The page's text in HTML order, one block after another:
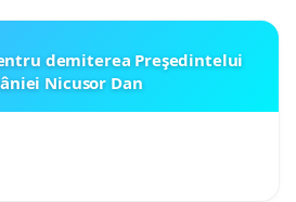
demiterea Preşedintelui
Nicusor Dan